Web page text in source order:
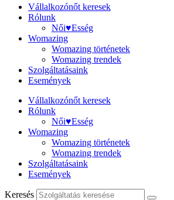
Vállalkozónőt keresek
Rólunk
Női♥Esség
Womazing
Womazing történetek
Womazing trendek
Szolgáltatásaink
Események
Vállalkozónőt keresek
Rólunk
Női♥Esség
Womazing
Womazing történetek
Womazing trendek
Szolgáltatásaink
Események
Keresés